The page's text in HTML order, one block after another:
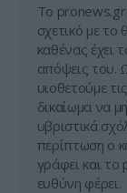
Tο pronews.gr
σχετικό με
καθένας έχει
απόψεις του.
υιοθετούμε
δικαίωμα να
υβριστικά
περίπτωση ο
γράφει και το
ευθύνη φέρει.